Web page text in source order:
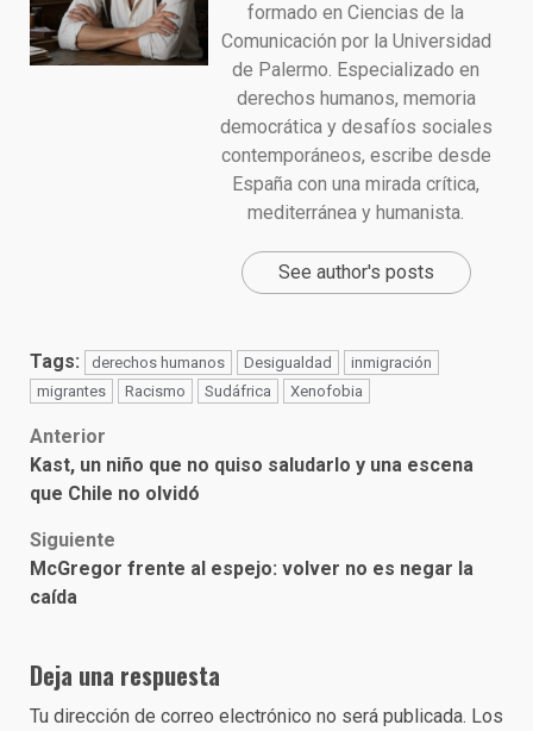
formado en Ciencias de la
Comunicación por la Universidad
de Palermo. Especializado en
derechos humanos, memoria
democrática y desafíos sociales
contemporáneos, escribe desde
España con una mirada crítica,
mediterránea y humanista.
See author's posts
Tags: derechos humanos Desigualdad
inmigración
migrantes
Racismo Sudáfrica Xenofobia
Post
navigation
Anterior
Kast, un niño que no quiso saludarlo y una escena
que Chile no olvidó
Siguiente
McGregor frente al espejo: volver no es negar la
caída
Deja una respuesta
Tu dirección de correo electrónico no será publicada. Los